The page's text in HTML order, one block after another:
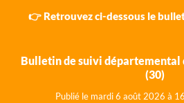
👉 Retrouvez ci-dessous le
Bulletin de suivi départemental
(30)
Publié le mardi 6 août 2026 à